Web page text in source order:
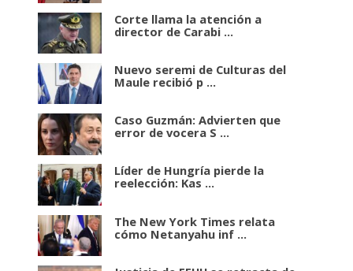
Corte llama la atención a
director de Carabi ...
Nuevo seremi de Culturas del
Maule recibió p ...
Caso Guzmán: Advierten que
error de vocera S ...
Líder de Hungría pierde la
reelección: Kas ...
The New York Times relata
cómo Netanyahu inf ...